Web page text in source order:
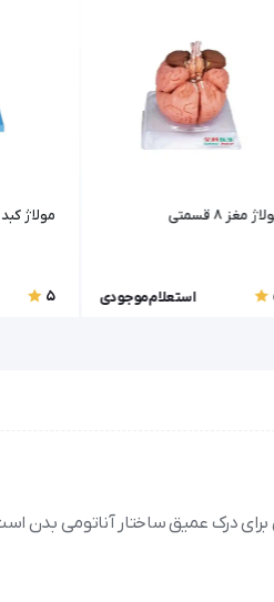
مغز 8 قسمتی
استعلام موجودی
مولاژ کبد
5
دقیق و کاربردی برای درک عمیق ساختار